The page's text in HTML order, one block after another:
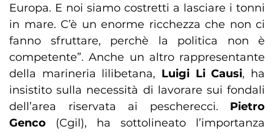
Europa. E noi siamo costretti a lasciare i tonni
in mare. C’è un enorme ricchezza che non ci
fanno sfruttare, perchè la politica non è
competente”. Anche un altro rappresentante
della marineria lilibetana, Luigi Li Causi, ha
insistito sulla necessità di lavorare sui fondali
dell’area riservata ai pescherecci. Pietro
Genco (Cgil), ha sottolineato l’importanza